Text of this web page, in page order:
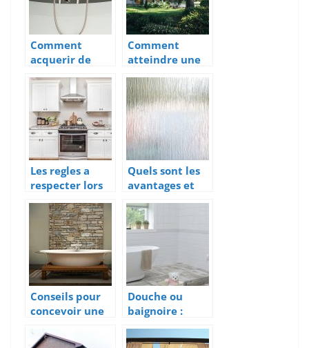
Comment
acquerir de
l’eau chaude
chez soi ?
Comment
atteindre une
temperature
optimale dans
la maison
durant l’ete ?
Les regles a
respecter lors
de
l’amenagement
du plan de
travail
Quels sont les
avantages et
inconvenients
de la toile de
verre ?
Conseils pour
concevoir une
moderne
Douche ou
baignoire :
lequel choisir ?